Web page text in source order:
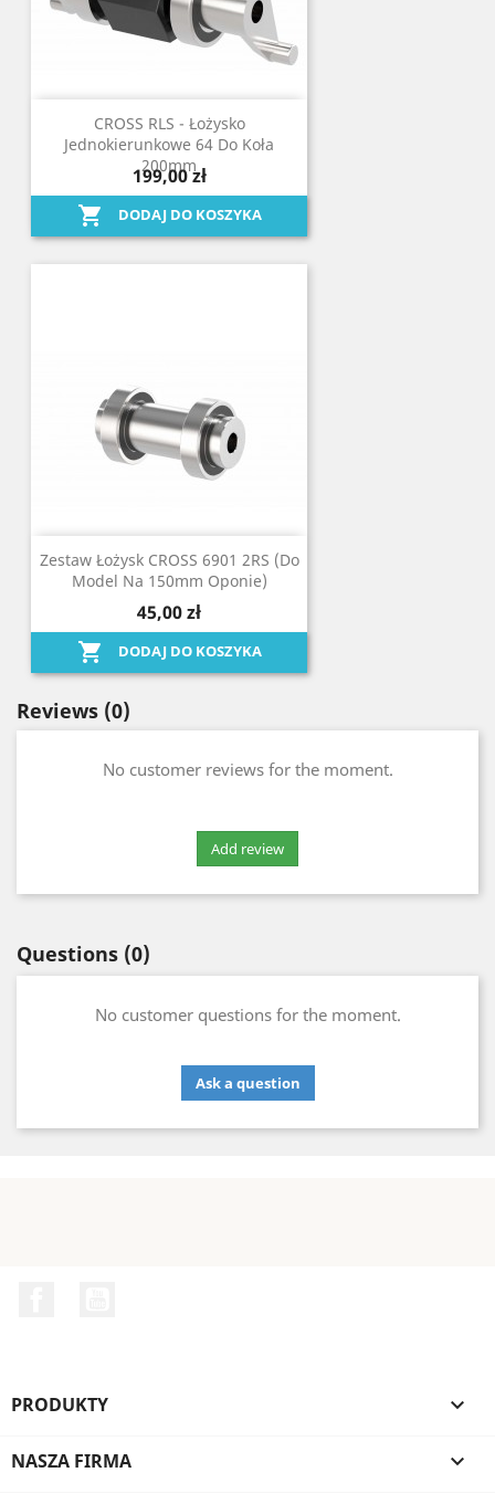
CROSS RLS - Łożysko
Jednokierunkowe 64 Do Koła
200mm
199,00 zł
 DODAJ DO KOSZYKA
Zestaw Łożysk CROSS 6901 2RS (do
Model Na 150mm Oponie)
45,00 zł
 DODAJ DO KOSZYKA
Reviews (0)
No customer reviews for the moment.
Questions (0)
No customer questions for the moment.
Ask a question
PRODUKTY 
NASZA FIRMA 